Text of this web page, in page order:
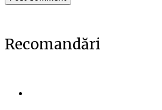
Recomandări